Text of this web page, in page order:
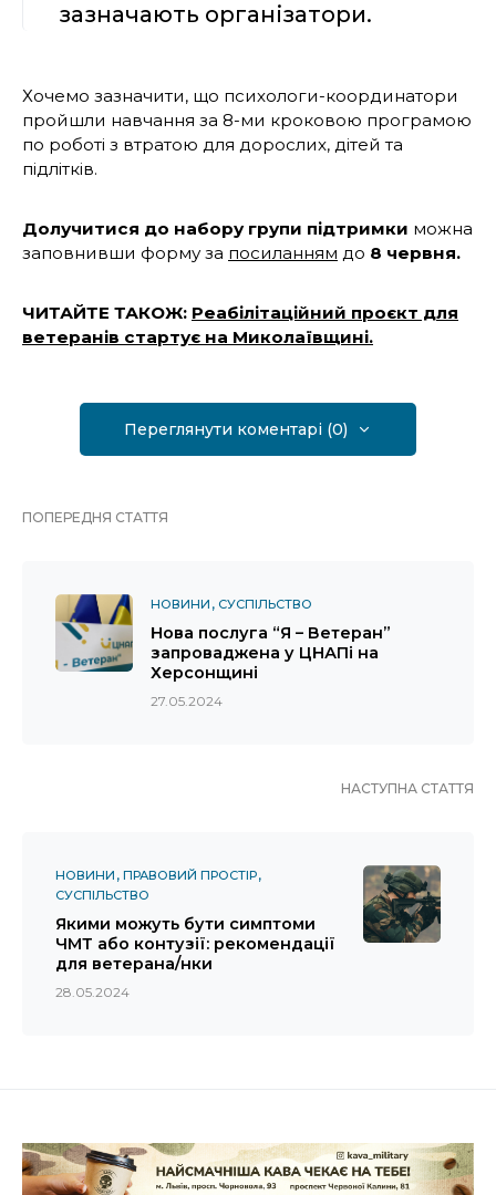
зазначають організатори.
Хочемо зазначити, що психологи-координатори
пройшли навчання за 8-ми кроковою програмою
по роботі з втратою для дорослих, дітей та
підлітків.
Долучитися до набору групи підтримки можна
заповнивши форму за посиланням до 8 червня.
ЧИТАЙТЕ ТАКОЖ: Реабілітаційний проєкт для
ветеранів стартує на Миколаївщині.
Переглянути коментарі (0)
ПОПЕРЕДНЯ СТАТТЯ
НОВИНИ СУСПІЛЬСТВО
Нова послуга “Я – Ветеран”
запроваджена у ЦНАПі на
Херсонщині
27.05.2024
НАСТУПНА СТАТТЯ
НОВИНИ ПРАВОВИЙ ПРОСТІР
СУСПІЛЬСТВО
Якими можуть бути симптоми
ЧМТ або контузії: рекомендації
для ветерана/нки
28.05.2024